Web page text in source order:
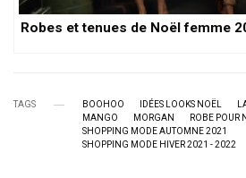
Robes et tenues de Noël femme
TAGS BOOHOO IDÉES LOOKS NOËL
MANGO
MORGAN ROBE POUR
SHOPPING MODE AUTOMNE 2021
SHOPPING MODE HIVER 2021 - 2022